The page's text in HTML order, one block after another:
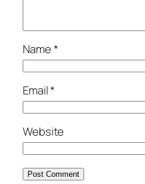
Name*
Email*
Website